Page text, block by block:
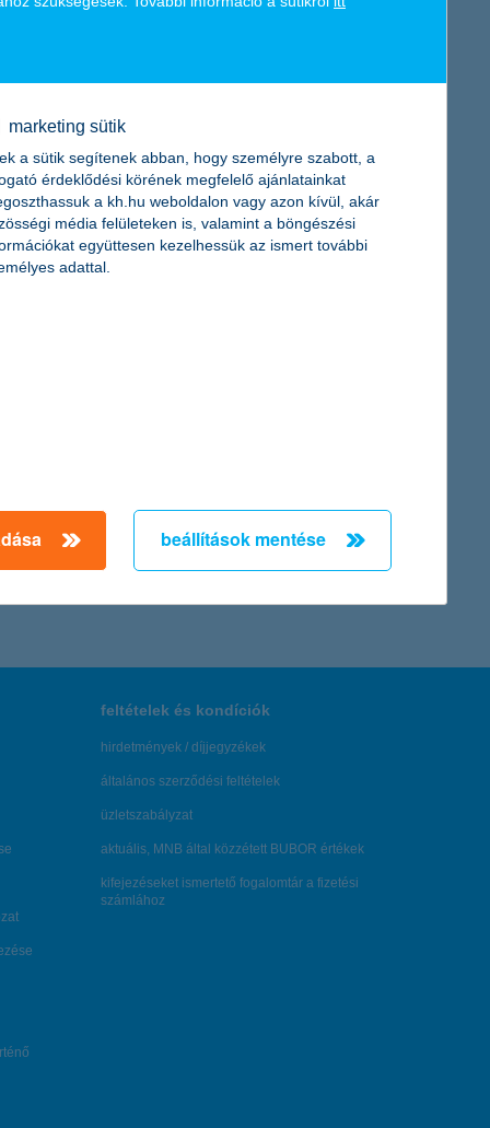
as árfolyamszintet is elérte. Az euró jegyzése jelenleg
← Első Előző Következő utolsó →
feltételek és kondíciók
hirdetmények / díjjegyzékek
általános szerződési feltételek
üzletszabályzat
aktuális, MNB által közzétett BUBOR értékek
kifejezéseket ismertető fogalomtár a fizetési
számlához
marketing sütik
a sütik segítenek abban, hogy személyre szabott, a
érdeklődési körének megfelelő ajánlatainkat
a kh.hu weboldalon vagy azon kívül, akár
média felületeken is, valamint a böngészési
együttesen kezelhessük az ismert további
adattal.
beállítások mentése